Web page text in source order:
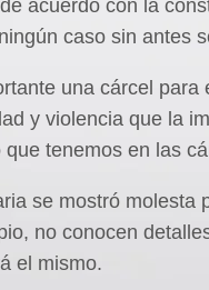
acuerdo con la
caso sin antes
una cárcel
y violencia que la
tenemos en las
se mostró molesta
no conocen
el mismo.